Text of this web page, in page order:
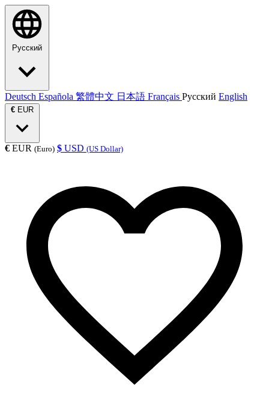
Русский
Deutsch Española 繁體中文 日本語 Français Русский English
€ EUR
€ EUR (Euro) $ USD (US Dollar)